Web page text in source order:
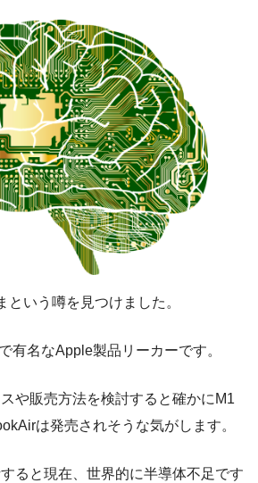
いう噂を見つけました。
有名なApple製品リーカーです。
や販売方法を検討すると確かにM1
は発売されそうな気がします。
ると現在、世界的に半導体不足です